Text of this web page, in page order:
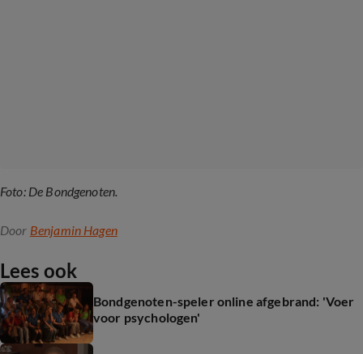
Foto: De Bondgenoten.
Door Benjamin Hagen
Lees ook
Bondgenoten-speler online afgebrand: 'Voer
voor psychologen'